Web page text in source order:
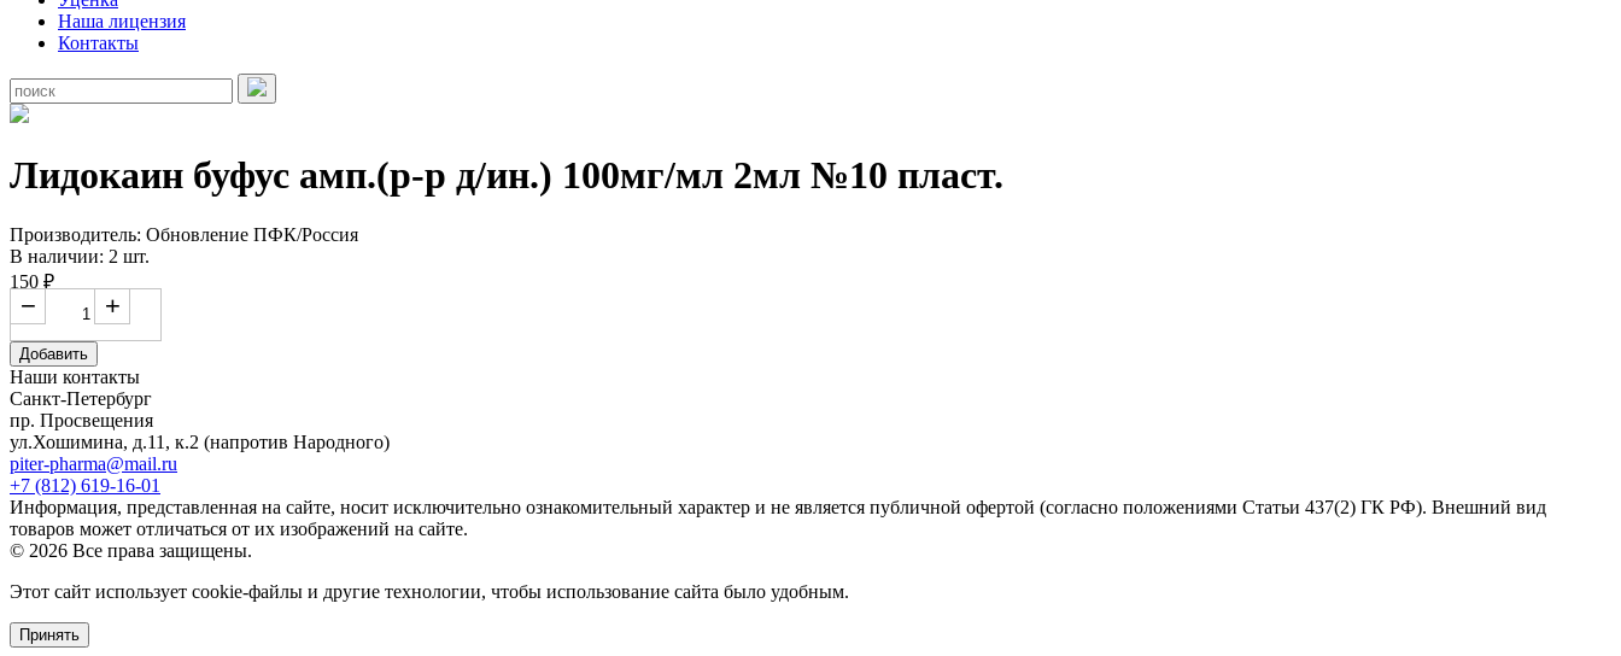
Наша лицензия
Контакты
Лидокаин буфус амп.(р-р д/ин.) 100мг/мл 2мл №10 пласт.
Производитель: Обновление ПФК/Россия
В наличии: 2 шт.
150 ₽
+
−
Добавить
Наши контакты
Санкт-Петербург
пр. Просвещения
ул.Хошимина, д.11, к.2 (напротив Народного)
piter-pharma@mail.ru
+7 (812) 619-16-01
Информация, представленная на сайте, носит исключительно ознакомительный характер и не является публичной офертой (согласно положениями Статьи 437(2) ГК РФ). Внешний вид
товаров может отличаться от их изображений на сайте.
© 2026 Все права защищены.
Этот сайт использует cookie-файлы и другие технологии, чтобы использование сайта было удобным.
Принять